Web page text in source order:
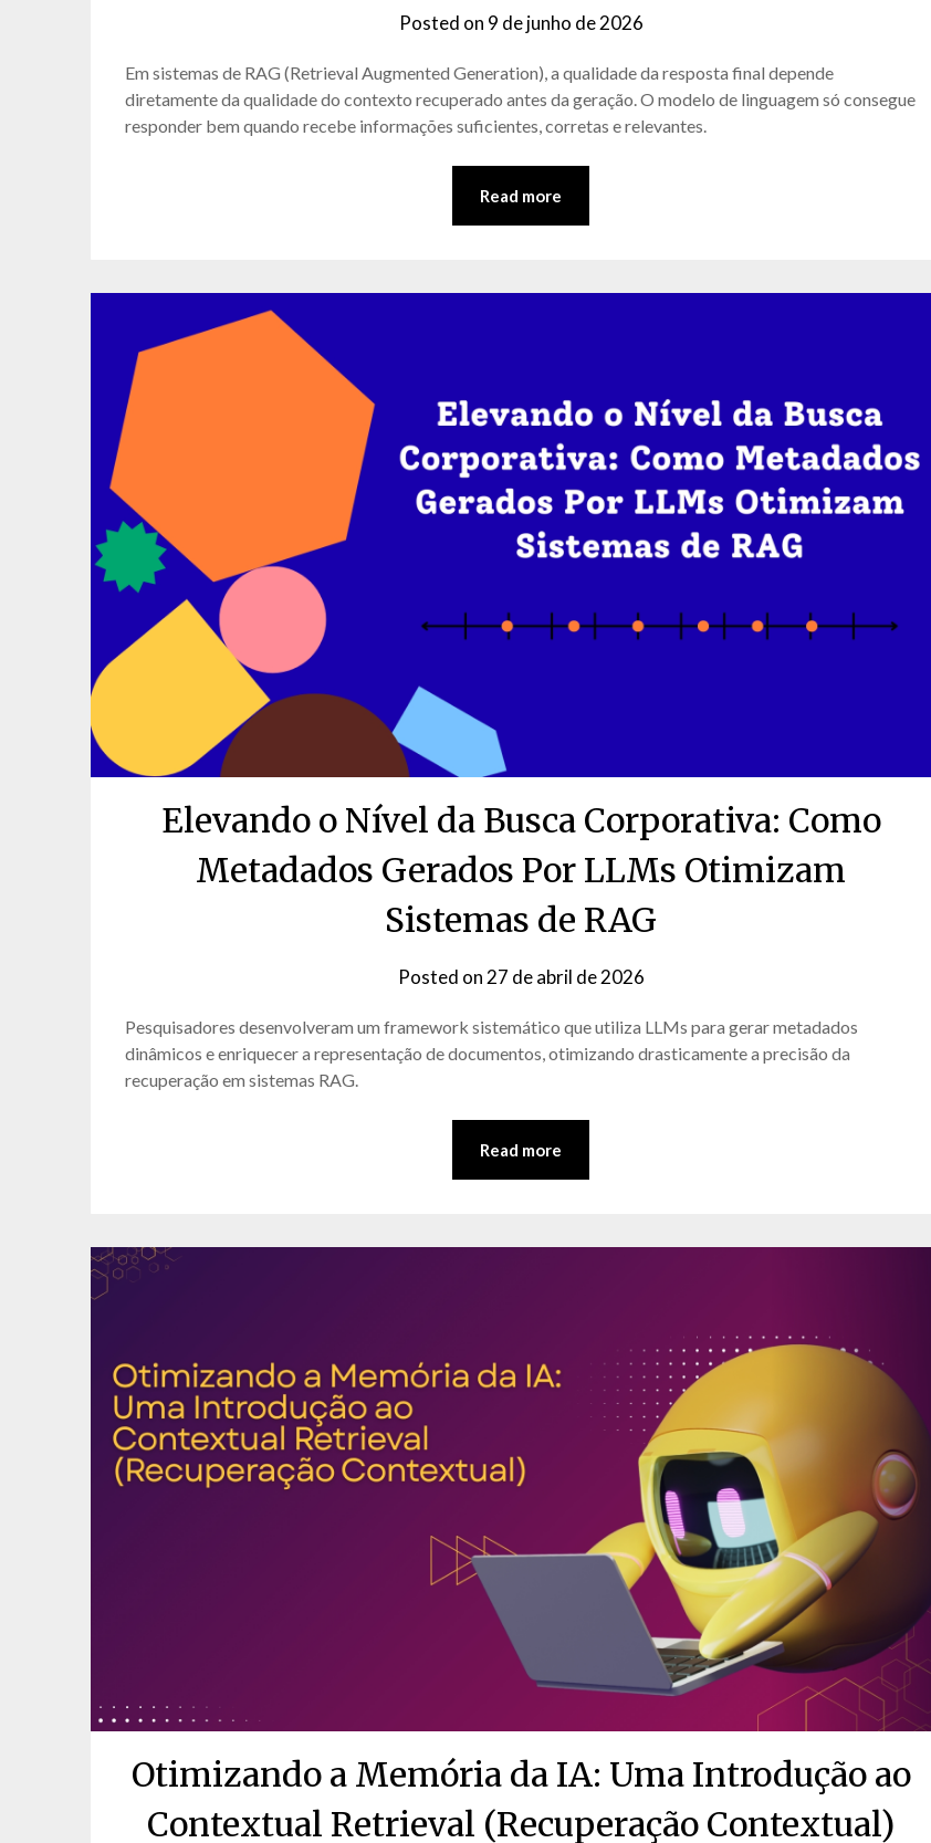
Posted on 9 de junho de 2026
Matos
Em sistemas de RAG (Retrieval Augmented Generation), a qualidade da resposta final depende
diretamente da qualidade do contexto recuperado antes da geração. O modelo de linguagem só consegue
responder bem quando recebe informações suficientes, corretas e relevantes.
Read more
Elevando o Nível da Busca Corporativa: Como
Metadados Gerados Por LLMs Otimizam
Sistemas de RAG
Posted on 27 de abril de 2026
Matos
Pesquisadores desenvolveram um framework sistemático que utiliza LLMs para gerar metadados
dinâmicos e enriquecer a representação de documentos, otimizando drasticamente a precisão da
recuperação em sistemas RAG.
Read more
Otimizando a Memória da IA: Uma Introdução ao
Contextual Retrieval (Recuperação Contextual)